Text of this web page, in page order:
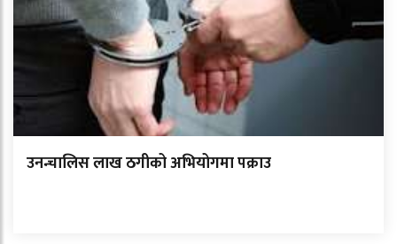
उनन्चालिस लाख ठगीको अभियोगमा पक्राउ